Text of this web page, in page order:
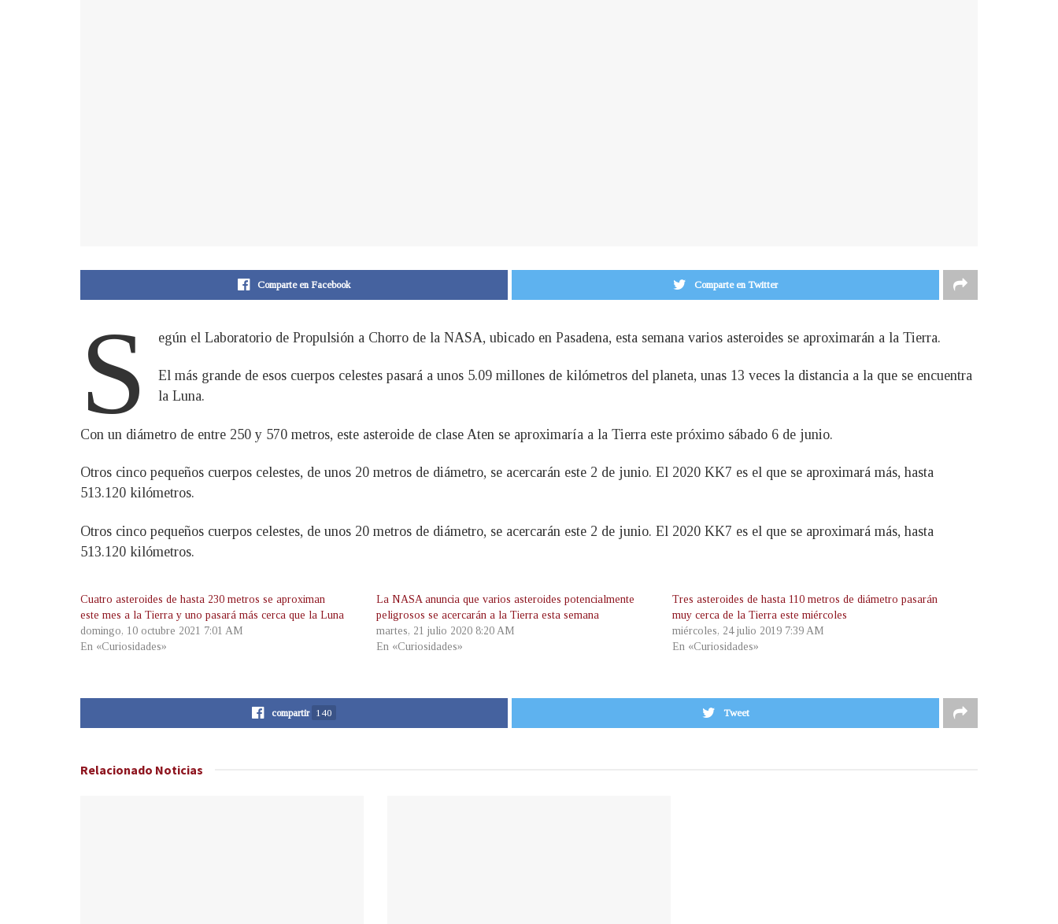
Comparte en Facebook Comparte en Twitter
S egún el Laboratorio de Propulsión a Chorro de la NASA, ubicado en Pasadena, esta semana varios asteroides se aproximarán a la Tierra.
El más grande de esos cuerpos celestes pasará a unos 5.09 millones de kilómetros del planeta, unas 13 veces la distancia a la que se encuentra
la Luna.
Con un diámetro de entre 250 y 570 metros, este asteroide de clase Aten se aproximaría a la Tierra este próximo sábado 6 de junio.
Otros cinco pequeños cuerpos celestes, de unos 20 metros de diámetro, se acercarán este 2 de junio. El 2020 KK7 es el que se aproximará más, hasta
513.120 kilómetros.
Otros cinco pequeños cuerpos celestes, de unos 20 metros de diámetro, se acercarán este 2 de junio. El 2020 KK7 es el que se aproximará más, hasta
513.120 kilómetros.
Cuatro asteroides de hasta 230 metros se aproximan
este mes a la Tierra y uno pasará más cerca que la Luna
domingo, 10 octubre 2021 7:01 AM
En «Curiosidades»
La NASA anuncia que varios asteroides potencialmente
peligrosos se acercarán a la Tierra esta semana
martes, 21 julio 2020 8:20 AM
En «Curiosidades»
Tres asteroides de hasta 110 metros de diámetro pasarán
muy cerca de la Tierra este miércoles
miércoles, 24 julio 2019 7:39 AM
En «Curiosidades»
compartir 140 Tweet
Relacionado Noticias